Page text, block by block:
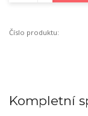
Číslo produktu:
Kompletní